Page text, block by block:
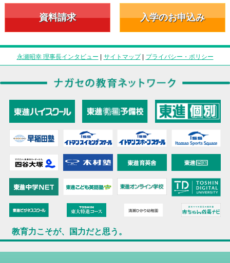
資料請求 入学のお申込み
永瀬昭幸 理事長インタビュー サイトマップ| プライバシー・ポリシー
教育力こそが、国力だと思う。